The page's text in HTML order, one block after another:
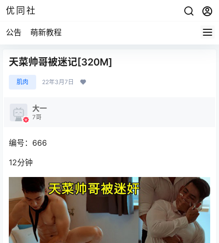
优同社
公告 萌新教程
天菜帅哥被迷记[320M]
肌肉 22年3月7日
大一
7哥
编号：666
12分钟